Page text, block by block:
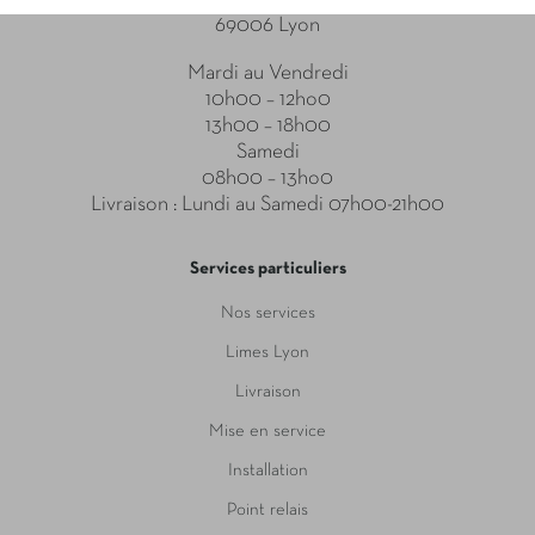
69006 Lyon
Mardi au Vendredi
10h00 – 12ho0
13h00 – 18h00
Samedi
08h00 – 13ho0
Livraison : Lundi au Samedi 07h00-21h00
Services particuliers
Nos services
Limes Lyon
Livraison
Mise en service
Installation
Point relais